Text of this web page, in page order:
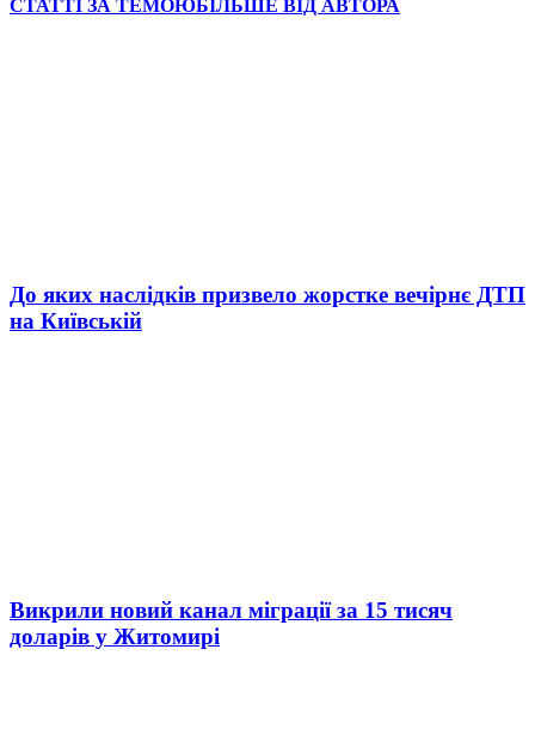
СТАТТІ ЗА ТЕМОЮБІЛЬШЕ ВІД АВТОРА
До яких наслідків призвело жорстке вечірнє ДТП
на Київській
Викрили новий канал міграції за 15 тисяч
доларів у Житомирі